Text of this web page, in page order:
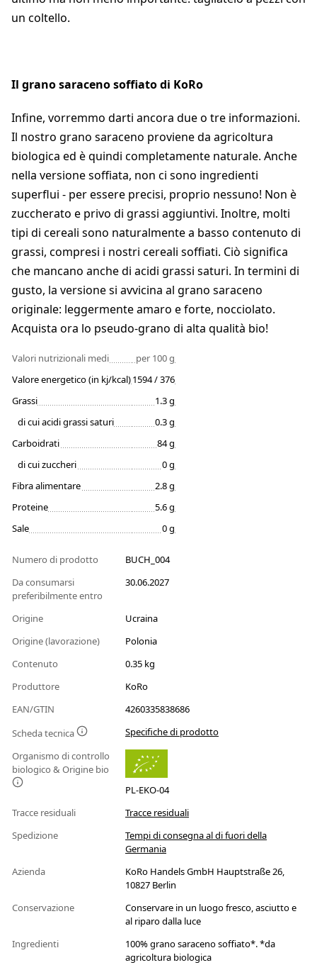
un coltello.
Il grano saraceno soffiato di KoRo
Infine, vorremmo darti ancora due o tre informazioni.
Il nostro grano saraceno proviene da agricoltura
biologica ed è quindi completamente naturale. Anche
nella versione soffiata, non ci sono ingredienti
superflui - per essere precisi, proprio nessuno! Non è
zuccherato e privo di grassi aggiuntivi. Inoltre, molti
tipi di cereali sono naturalmente a basso contenuto di
grassi, compresi i nostri cereali soffiati. Ciò significa
che mancano anche di acidi grassi saturi. In termini di
gusto, la versione si avvicina al grano saraceno
originale: leggermente amaro e forte, nocciolato.
Acquista ora lo pseudo-grano di alta qualità bio!
Valori nutrizionali medi
per 100 g
Valore energetico (in kj/kcal)1594 / 376
Grassi
1.3 g
di cui acidi grassi saturi
0.3 g
Carboidrati
84 g
di cui zuccheri
0 g
Fibra alimentare
2.8 g
Proteine
5.6 g
Sale
0 g
Numero di prodotto
BUCH_004
Da consumarsi
preferibilmente entro
30.06.2027
Origine
Ucraina
Origine (lavorazione)
Polonia
Contenuto
0.35 kg
Produttore
KoRo
EAN/GTIN
4260335838686
Scheda tecnica
Specifiche di prodotto
Organismo di controllo
biologico & Origine bio
PL-EKO-04
Tracce residuali
Tracce residuali
Spedizione
Tempi di consegna al di fuori della
Germania
Azienda
KoRo Handels GmbH Hauptstraße 26,
10827 Berlin
Conservazione
Conservare in un luogo fresco, asciutto e
al riparo dalla luce
Ingredienti
100% grano saraceno soffiato*. *da
agricoltura biologica